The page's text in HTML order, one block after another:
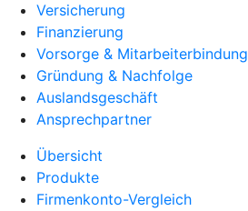
Versicherung
Finanzierung
Vorsorge & Mitarbeiterbindung
Gründung & Nachfolge
Auslandsgeschäft
Ansprechpartner
Übersicht
Produkte
Firmenkonto-Vergleich